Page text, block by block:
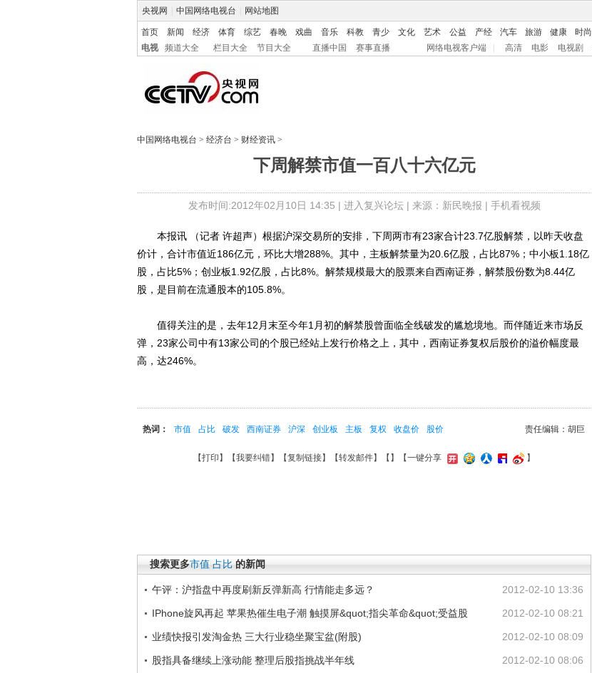
央视网 中国网络电视台 网站地图
首页 新闻 经济 体育 综艺 春晚 戏曲 音乐 科教 青少 文化 艺术 公益 产经 汽车 旅游 健康 时尚
电视
频道大全 栏目大全 节目大全 直播中国 赛事直播 网络电视客户端 高清 电影 电视剧
中国网络电视台 > 经济台 > 财经资讯 >
下周解禁市值一百八十六亿元
发布时间:2012年02月10日 14:35 | 进入复兴论坛| 来源：新民晚报 | 手机看视频
本报讯 （记者 许超声）根据沪深交易所的安排，下周两市有23家合计23.7亿股解禁，以昨天收盘
价计，合计市值近186亿元，环比大增288%。其中，主板解禁量为20.6亿股，占比87%；中小板1.18亿
股，占比5%；创业板1.92亿股，占比8%。解禁规模最大的股票来自西南证券，解禁股份数为8.44亿
股，是目前在流通股本的105.8%。
值得关注的是，去年12月末至今年1月初的解禁股曾面临全线破发的尴尬境地。而伴随近来市场反
弹，23家公司中有13家公司的个股已经站上发行价格之上，其中，西南证券复权后股价的溢价幅度最
高，达246%。
责任编辑：胡巨
热词： 市值 占比 破发 西南证券 沪深 创业板 主板 复权 收盘价 股价
【打印 】【我要纠错】【复制链接】【转发邮件】【 】 【一键分享 】
搜索更多市值 占比 的新闻
2012-02-10 13:36
午评：沪指盘中再度刷新反弹新高 行情能走多远？
2012-02-10 08:21
IPhone旋风再起 苹果热催生电子潮 触摸屏&quot;指尖革命&quot;受益股
2012-02-10 08:09
业绩快报引发淘金热 三大行业稳坐聚宝盆(附股)
2012-02-10 08:06
股指具备继续上涨动能 整理后股指挑战半年线